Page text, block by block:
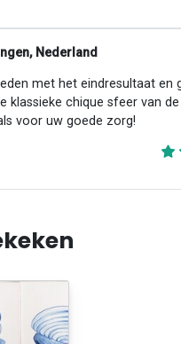
Nederland
met het eindresultaat en
klassieke chique sfeer van
voor uw goede zorg!